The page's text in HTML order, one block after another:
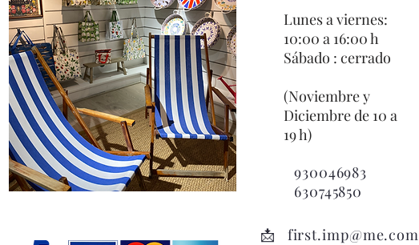
Lunes a viernes:
10:00 a 16:00 h
Sábado : cerrado
(Noviembre y
Diciembre de 10 a
19 h)
930046983
630745850
📩 first.imp@me.com